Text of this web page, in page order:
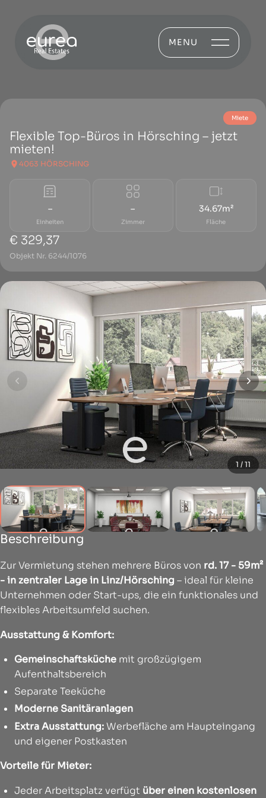
MENU
Miete
Flexible Top-Büros in Hörsching – jetzt
mieten!
4063 HÖRSCHING
–
Einheiten
–
Zimmer
34.67m²
Fläche
€ 329,37
Objekt Nr. 6244/1076
1 / 11
Beschreibung
Zur Vermietung stehen mehrere Büros von rd. 17 - 59m²
- in zentraler Lage in Linz/Hörsching – ideal für kleine
Unternehmen oder Start-ups, die ein funktionales und
flexibles Arbeitsumfeld suchen.
Ausstattung & Komfort:
Gemeinschaftsküche mit großzügigem
Aufenthaltsbereich
Separate Teeküche
Moderne Sanitäranlagen
Extra Ausstattung:Werbefläche am Haupteingang
und eigener Postkasten
Vorteile für Mieter:
Jeder Arbeitsplatz verfügt über einen kostenlosen